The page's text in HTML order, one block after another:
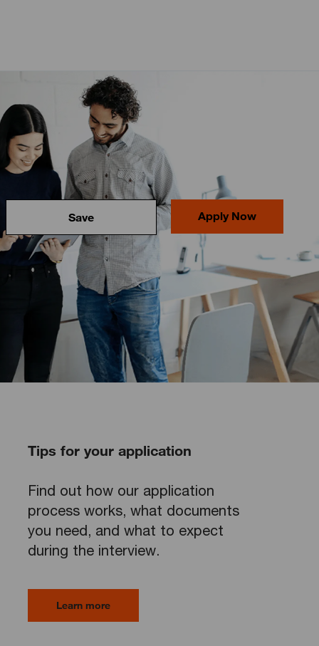
Save Apply Now
Tips for your application
Find out how our application
process works, what documents
you need, and what to expect
during the interview.
Learn more